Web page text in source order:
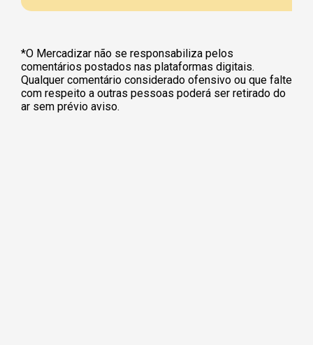
*O Mercadizar não se responsabiliza pelos
comentários postados nas plataformas digitais.
Qualquer comentário considerado ofensivo ou que falte
com respeito a outras pessoas poderá ser retirado do
ar sem prévio aviso.